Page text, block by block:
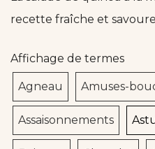
recette fraîche et
Affichage de termes
Agneau Amuses-
Assaisonnements